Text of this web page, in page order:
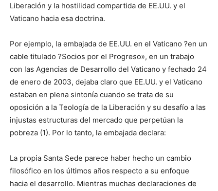
Liberación y la hostilidad compartida de EE.UU. y el
Vaticano hacia esa doctrina.
Por ejemplo, la embajada de EE.UU. en el Vaticano ?en un
cable titulado ?Socios por el Progreso», en un trabajo
con las Agencias de Desarrollo del Vaticano y fechado 24
de enero de 2003, dejaba claro que EE.UU. y el Vaticano
estaban en plena sintonía cuando se trata de su
oposición a la Teología de la Liberación y su desafío a las
injustas estructuras del mercado que perpetúan la
pobreza (1). Por lo tanto, la embajada declara:
La propia Santa Sede parece haber hecho un cambio
filosófico en los últimos años respecto a su enfoque
hacia el desarrollo. Mientras muchas declaraciones de